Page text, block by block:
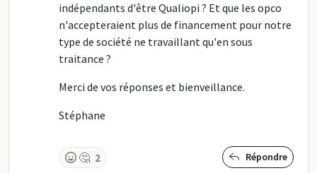
indépendants d'être Qualiopi ? Et que les opco
n'accepteraient plus de financement pour notre
type de société ne travaillant qu'en sous
traitance ?
Merci de vos réponses et bienveillance.
Stéphane
🤔 2 Répondre